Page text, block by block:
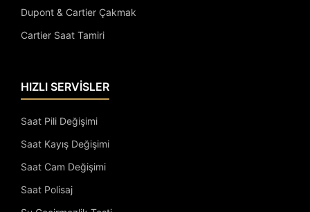
Dupont & Cartier Çakmak
Cartier Saat Tamiri
HIZLI SERVİSLER
Saat Pili Değişimi
Saat Kayış Değişimi
Saat Cam Değişimi
Saat Polisaj